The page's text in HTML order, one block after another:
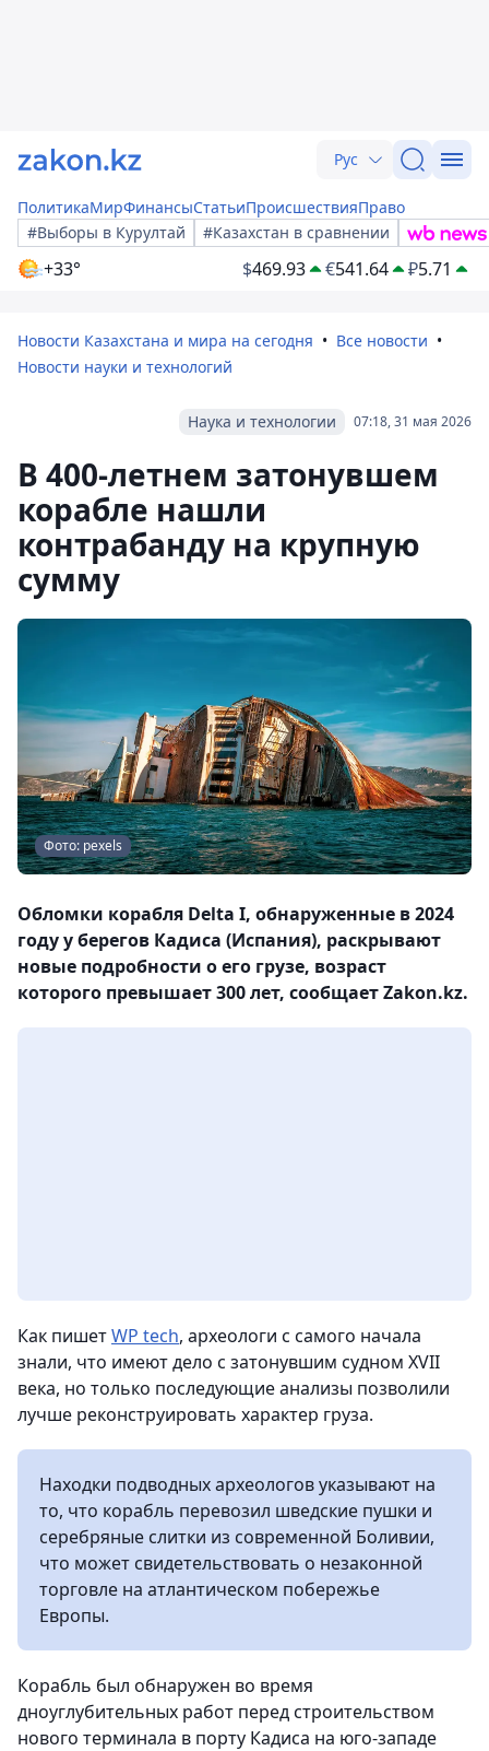
Рус
ПолитикаМирФинансыСтатьиПроисшествияПраво
#Выборы в Курултай
#Казахстан в сравнении
+33° $469.93 €541.64 ₽5.71
Новости Казахстана и мира на сегодня
Все новости
Новости науки и технологий
07:18, 31 мая 2026
Наука и технологии
В 400-летнем затонувшем
корабле нашли
контрабанду на крупную
сумму
Фото: pexels
Обломки корабля Delta I, обнаруженные в 2024
году у берегов Кадиса (Испания), раскрывают
новые подробности о его грузе, возраст
которого превышает 300 лет, сообщает Zakon.kz.
Как пишетWP tech, археологи с самого начала
знали, что имеют дело с затонувшим судном XVII
века, но только последующие анализы позволили
лучше реконструировать характер груза.
Находки подводных археологов указывают на
то, что корабль перевозил шведские пушки и
серебряные слитки из современной Боливии,
что может свидетельствовать о незаконной
торговле на атлантическом побережье
Европы.
Корабль был обнаружен во время
дноуглубительных работ перед строительством
нового терминала в порту Кадиса на юго-западе